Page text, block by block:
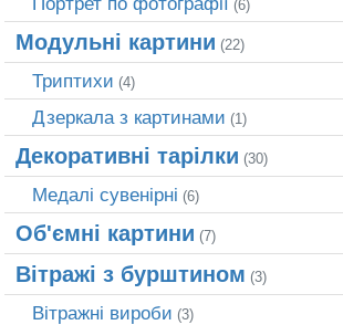
(6)
Модульні картини (22)
Триптихи (4)
Дзеркала з картинами (1)
Декоративні тарілки (30)
Медалі сувенірні (6)
Об'ємні картини (7)
Вітражі з бурштином (3)
Вітражні вироби (3)